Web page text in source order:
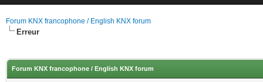
Forum KNX francophone / English KNX forum
Erreur
Forum KNX francophone / English KNX forum